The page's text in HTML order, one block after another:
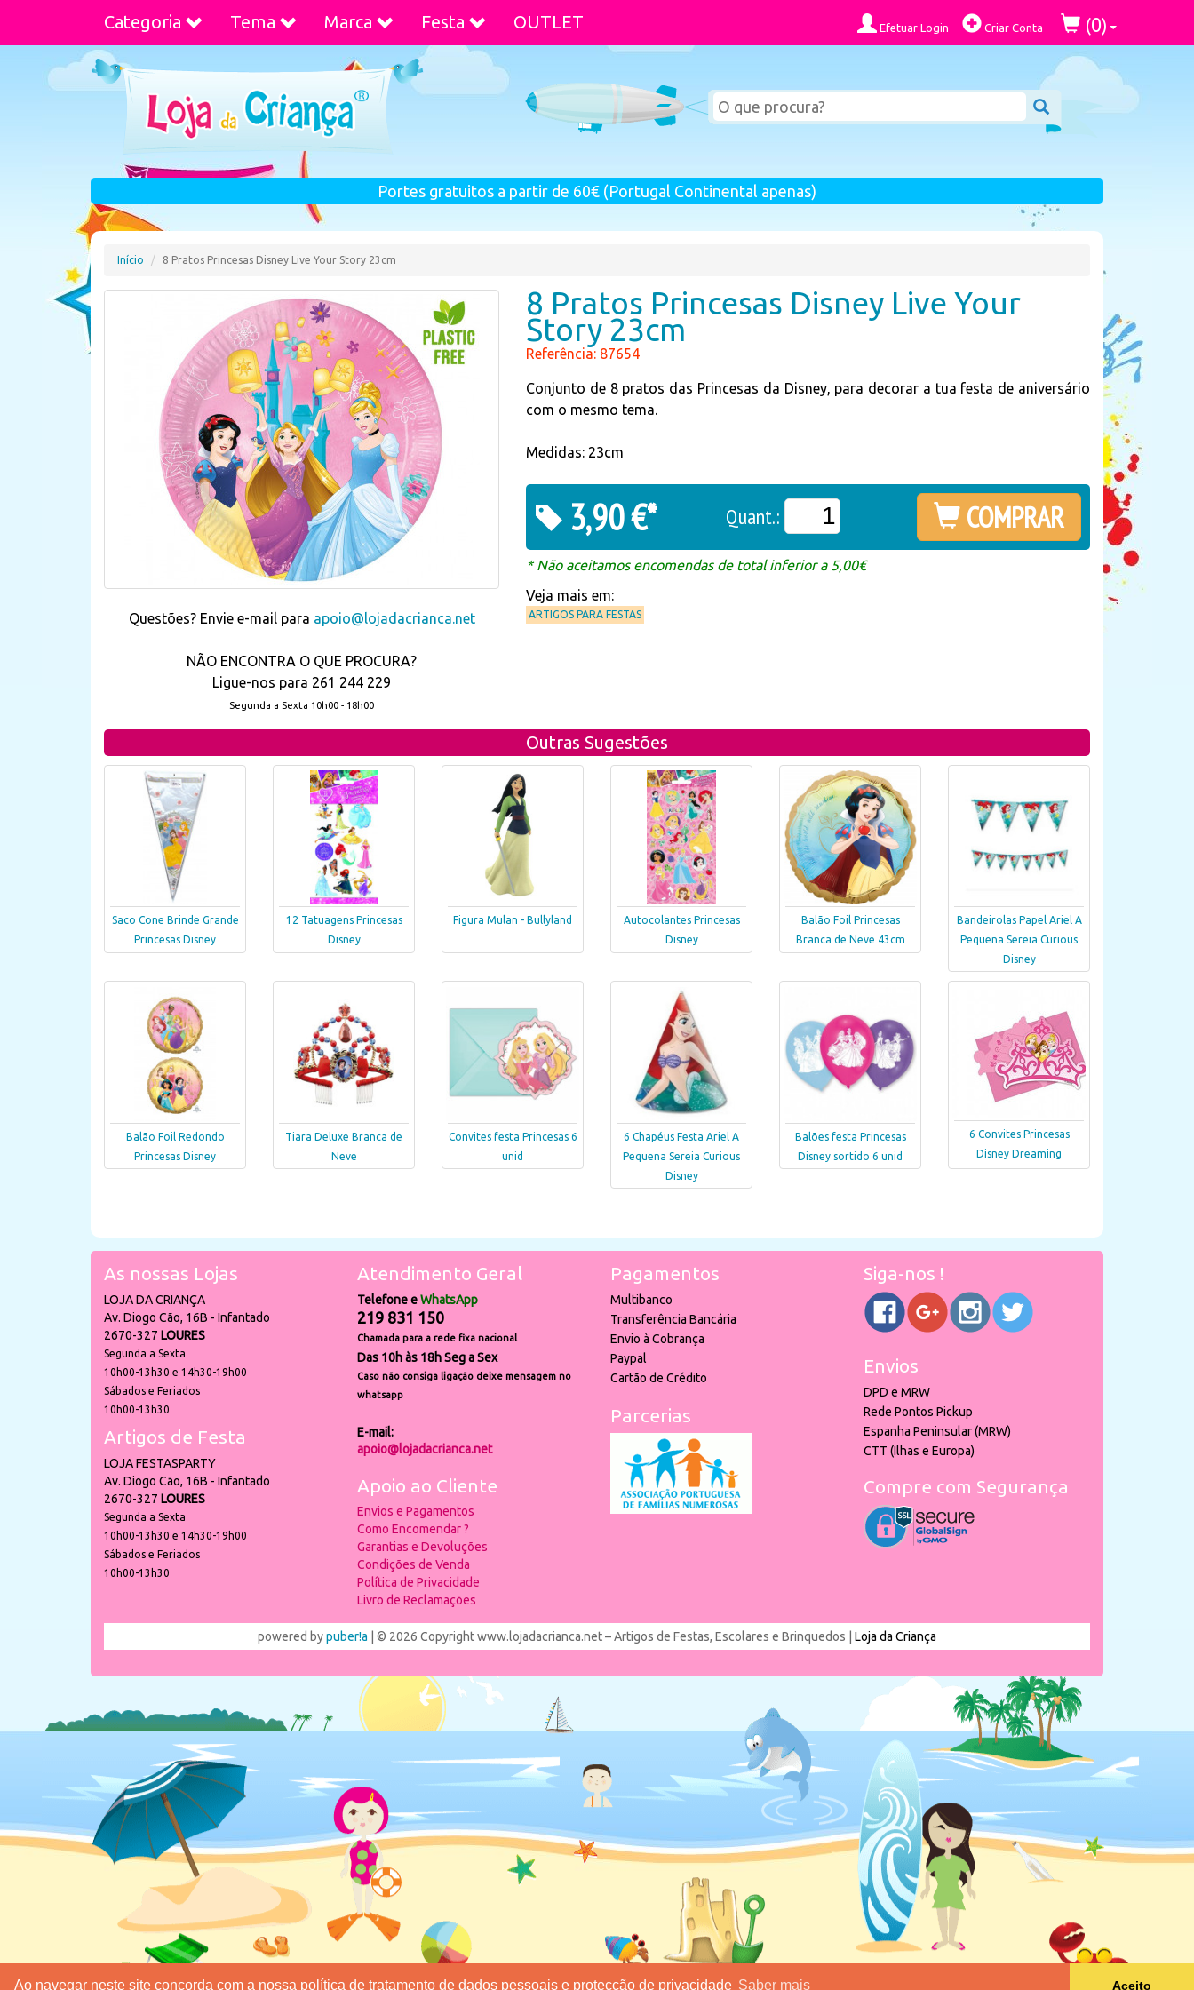
Ao navegar neste site concorda com a nossa política de tratamento de dados pessoais e protecção de privacidade Saber mais Aceito
Categoria Tema Marca Festa OUTLET Efetuar Login Criar Conta (0)
Portes gratuitos a partir de 60€ (Portugal Continental apenas)
Início 8 Pratos Princesas Disney Live Your Story 23cm
Questões? Envie e-mail para apoio@lojadacrianca.net
NÃO ENCONTRA O QUE PROCURA?
Ligue-nos para 261 244 229
Segunda a Sexta 10h00 - 18h00
8 Pratos Princesas Disney Live Your
Story 23cm
Referência: 87654
Conjunto de 8 pratos das Princesas da Disney, para decorar a tua festa de aniversário
com o mesmo tema.
Medidas: 23cm
3,90 €* Quant.: COMPRAR
* Não aceitamos encomendas de total inferior a 5,00€
Veja mais em:
ARTIGOS PARA FESTAS
Outras Sugestões
Saco Cone Brinde Grande
Princesas Disney
12 Tatuagens Princesas
Disney
Figura Mulan - Bullyland
Autocolantes Princesas
Disney
Balão Foil Princesas
Branca de Neve 43cm
Bandeirolas Papel Ariel A
Pequena Sereia Curious
Disney
Balão Foil Redondo
Princesas Disney
Tiara Deluxe Branca de
Neve
Convites festa Princesas 6
unid
6 Chapéus Festa Ariel A
Pequena Sereia Curious
Disney
Balões festa Princesas
Disney sortido 6 unid
6 Convites Princesas
Disney Dreaming
As nossas Lojas
LOJA DA CRIANÇA
Av. Diogo Cão, 16B - Infantado
2670-327 LOURES
Segunda a Sexta
10h00-13h30 e 14h30-19h00
Sábados e Feriados
10h00-13h30
Artigos de Festa
LOJA FESTASPARTY
Av. Diogo Cão, 16B - Infantado
2670-327 LOURES
Segunda a Sexta
10h00-13h30 e 14h30-19h00
Sábados e Feriados
10h00-13h30
Atendimento Geral
Telefone eWhatsApp
219 831 150
Chamada para a rede fixa nacional
Das 10h às 18h Seg a Sex
Caso não consiga ligação deixe mensagem no
whatsapp
E-mail:
apoio@lojadacrianca.net
Apoio ao Cliente
Envios e Pagamentos
Como Encomendar ?
Garantias e Devoluções
Condições de Venda
Política de Privacidade
Livro de Reclamações
Pagamentos
Multibanco
Transferência Bancária
Envio à Cobrança
Paypal
Cartão de Crédito
Parcerias
Siga-nos !
Envios
DPD e MRW
Rede Pontos Pickup
Espanha Peninsular (MRW)
CTT (Ilhas e Europa)
Compre com Segurança
powered bypuber!a | © 2026 Copyright www.lojadacrianca.net – Artigos de Festas, Escolares e Brinquedos | Loja da Criança